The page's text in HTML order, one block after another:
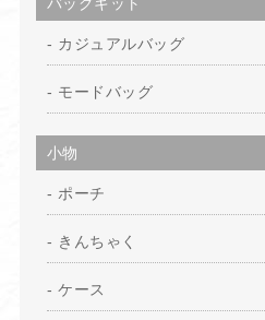
バッグキット
カジュアルバッグ
モードバッグ
小物
ポーチ
きんちゃく
ケース